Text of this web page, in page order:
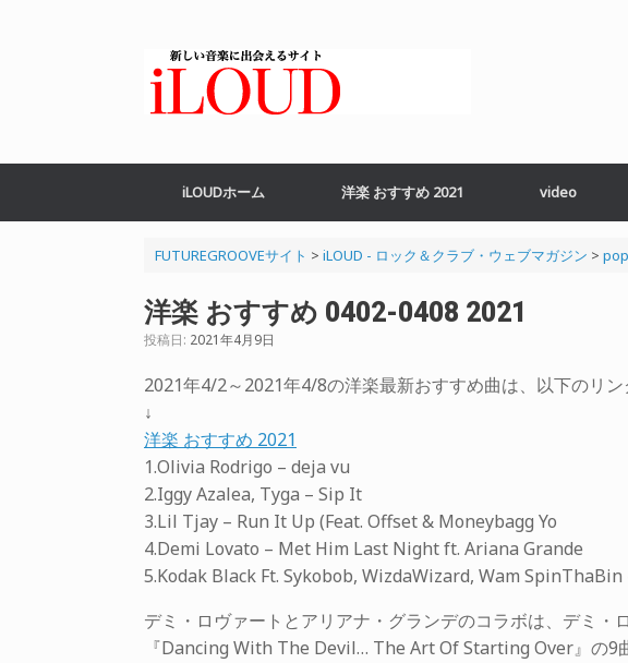
iLOUDホーム 洋楽 おすすめ 2021 video
FUTUREGROOVEサイト > iLOUD - ロック＆クラブ・ウェブマガジン > pop
洋楽 おすすめ 0402-0408 2021
投稿日: 2021年4月9日
2021年4/2～2021年4/8の洋楽最新おすすめ曲は、以下のリン
↓
洋楽 おすすめ 2021
1.Olivia Rodrigo – deja vu
2.Iggy Azalea, Tyga – Sip It
3.Lil Tjay – Run It Up (Feat. Offset & Moneybagg Yo
4.Demi Lovato – Met Him Last Night ft. Ariana Grande
5.Kodak Black Ft. Sykobob, WizdaWizard, Wam
デミ・ロヴァートとアリアナ・グランデのコラボは、デミ・
『Dancing With The Devil… The Art Of Starting Over』の9